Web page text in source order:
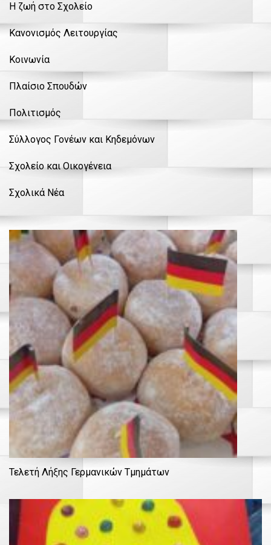
Η ζωή στο Σχολείο
Κανονισμός Λειτουργίας
Κοινωνία
Πλαίσιο Σπουδών
Πολιτισμός
Σύλλογος Γονέων και Κηδεμόνων
Σχολείο και Οικογένεια
Σχολικά Νέα
Τελετή Λήξης Γερμανικών Τμημάτων